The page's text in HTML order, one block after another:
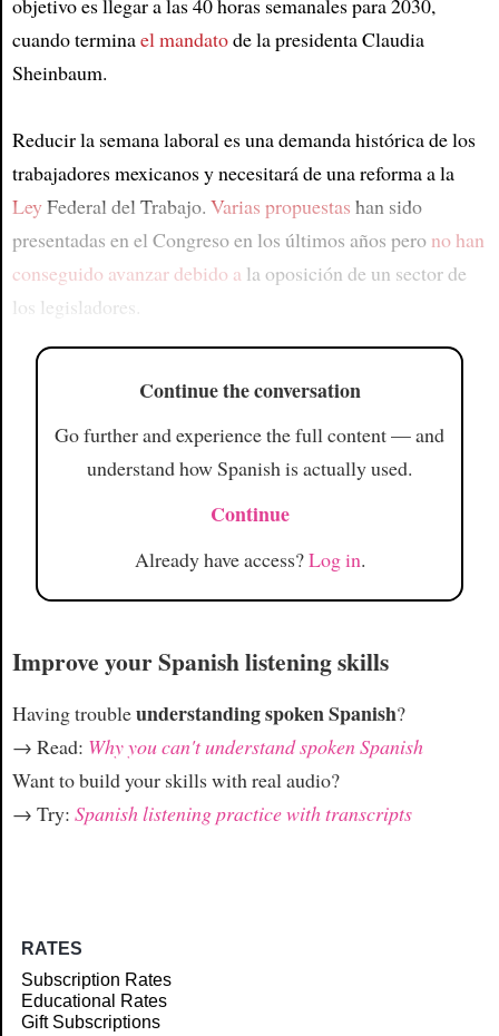
cuando terminael mandatode la presidenta Claudia
Sheinbaum.
Reducir la semana laboral es una demanda histórica de los
trabajadores mexicanos y necesitará de una reforma a la
LeyFederal del Trabajo. Varias propuestas han sido
presentadas en el Congreso en los últimos años pero no han
conseguido avanzardebido a la oposición de un sector de
los legisladores.
Continue the conversation
Go further and experience the full content — and
understand how Spanish is actually used.
Continue
Already have access?Log in.
Improve your Spanish listening skills
Having troubleunderstanding spoken Spanish?
→ Read: Why you can't understand spoken Spanish
Want to build your skills with real audio?
→ Try: Spanish listening practice with transcripts
RATES
Subscription Rates
Educational Rates
Gift Subscriptions